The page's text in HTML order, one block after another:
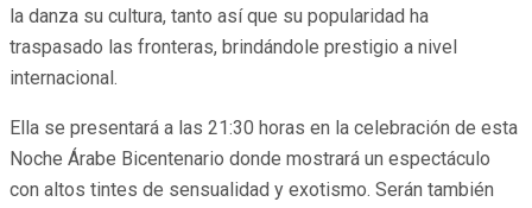
la danza su cultura, tanto así que su popularidad ha
traspasado las fronteras, brindándole prestigio a nivel
internacional.
Ella se presentará a las 21:30 horas en la celebración de esta
Noche Árabe Bicentenario donde mostrará un espectáculo
con altos tintes de sensualidad y exotismo. Serán también